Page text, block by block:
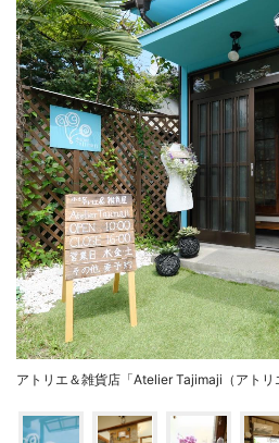
アトリエ＆雑貨店「Atelier Tajimaji（アト